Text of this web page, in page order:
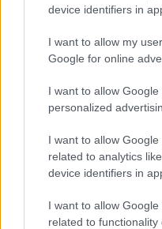
device identifiers in
I want to allow my
Google for online
I want to allow
personalized
I want to allow
related to analytics
device identifiers in
I want to allow
related to functionality
Így alakult át
K.Klarissza 2020. április 23.